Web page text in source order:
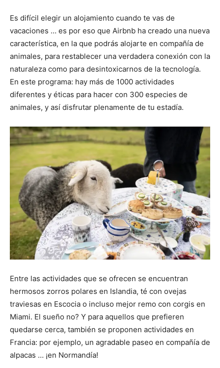
Es difícil elegir un alojamiento cuando te vas de
vacaciones … es por eso que Airbnb ha creado una nueva
característica, en la que podrás alojarte en compañía de
animales, para restablecer una verdadera conexión con la
naturaleza como para desintoxicarnos de la tecnología.
En este programa: hay más de 1000 actividades
diferentes y éticas para hacer con 300 especies de
animales, y así disfrutar plenamente de tu estadía.
Entre las actividades que se ofrecen se encuentran
hermosos zorros polares en Islandia, té con ovejas
traviesas en Escocia o incluso mejor remo con corgis en
Miami. El sueño no? Y para aquellos que prefieren
quedarse cerca, también se proponen actividades en
Francia: por ejemplo, un agradable paseo en compañía de
alpacas … ¡en Normandía!